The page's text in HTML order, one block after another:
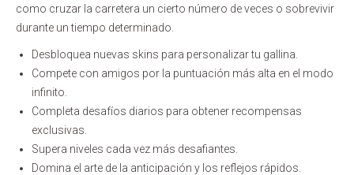
como cruzar la carretera un cierto número de veces o sobrevivir
durante un tiempo determinado.
Desbloquea nuevas skins para personalizar tu gallina.
Compete con amigos por la puntuación más alta en el modo
infinito.
Completa desafíos diarios para obtener recompensas
exclusivas.
Supera niveles cada vez más desafiantes.
Domina el arte de la anticipación y los reflejos rápidos.